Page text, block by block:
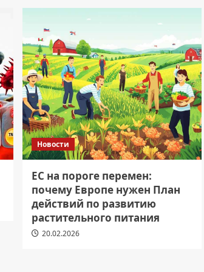
Новости
ЕС на пороге перемен:
почему Европе нужен План
действий по развитию
растительного питания
20.02.2026